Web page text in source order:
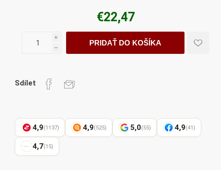
€22,47
i
h
PRIDAŤ DO KOŠÍKA
Sdílet
4,9(1137) 4,9(525) 5,0(55) 4,9(41)
4,7(15)